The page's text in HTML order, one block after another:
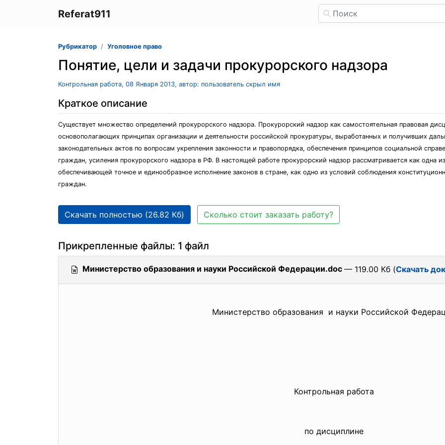
Referat911
Рубрикатор Уголовное право
Понятие, цели и задачи прокурорского надзора
Контрольная работа, 08 Января 2013, автор: пользователь скрыл имя
Краткое описание
Существует множество определений прокурорского надзора. Прокурорский надзор как самостоятельная правовая
основополагающих принципах организации и деятельности российской прокуратуры, выработанных и получивших
законодательных актов по вопросам укрепления законности и правопорядка, обеспечения принципов социальной
граждан, усиления прокурорского надзора в РФ. В настоящей работе прокурорский надзор рассматривается как одна
обеспечивающей точное и единообразное исполнение законов в стране, как одно из условий соблюдения
граждан.
Скачать полностью (26.82 Кб) Сколько стоит заказать работу?
Прикрепленные файлы: 1 файл
Министерство образования и науки Российской Федерации.doc — 119.00 Кб (Скачать
Министерство образования и науки Российской
Контрольная работа
по дисциплине